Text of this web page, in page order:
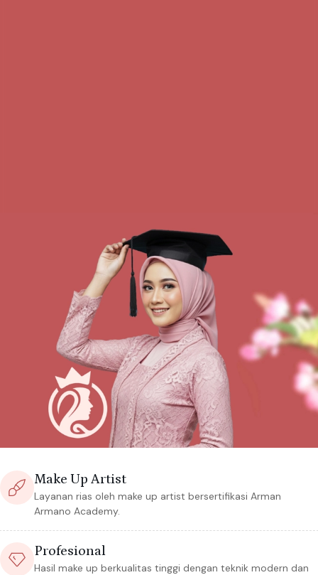
Make Up Artist
Layanan rias oleh make up artist bersertifikasi Arman
Armano Academy.
Profesional
Hasil make up berkualitas tinggi dengan teknik modern dan